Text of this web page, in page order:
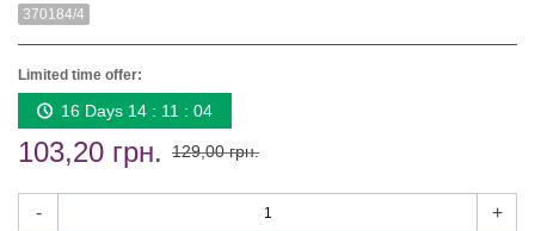
370184/4
Limited time offer:
16 Days 14 : 11 : 04
103,20 грн. 129,00 грн.
- +